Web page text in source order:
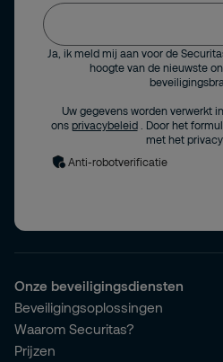
Ja, ik meld mij aan voor de
hoogte van de nieuwste
Uw gegevens worden verwerkt
ons privacybeleid
. Door het
met het
Anti-robotverificatie
Onze beveiligingsdiensten
Beveiligingsoplossingen
Waarom Securitas?
Prijzen